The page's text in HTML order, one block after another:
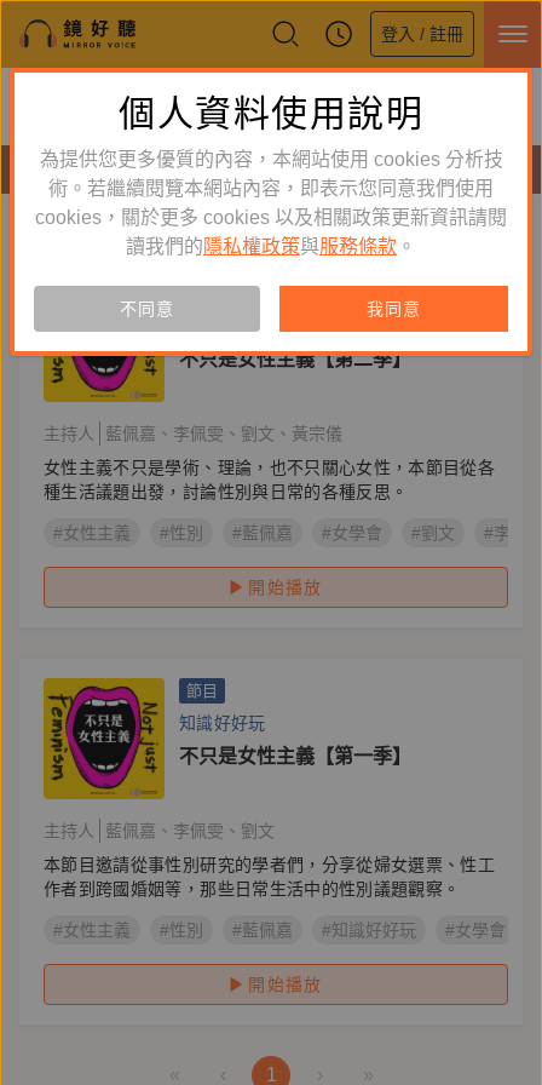
登入 / 註冊
鏡好聽全新APP上線
體驗全面升級，即刻下載
節目
李佩雯 新到舊 舊到新
知識好好玩
不只是女性主義【第二季】
主持人 藍佩嘉 李佩雯 劉文
黃宗儀
女性主義不只是學術、理論，也不只關心女性，本節目從各
種生活議題出發，討論性別與日常的各種反思。
#女性主義 #性別 #藍佩嘉 #女學會 #劉文 #李佩
開始播放
節目
知識好好玩
不只是女性主義【第一季】
主持人 藍佩嘉 李佩雯
劉文
本節目邀請從事性別研究的學者們，分享從婦女選票、性工
作者到跨國婚姻等，那些日常生活中的性別議題觀察。
#女性主義 #性別 #藍佩嘉 #知識好好玩 #女學會
開始播放
« ‹ 1 › »
個人資料使用說明
為提供您更多優質的內容，本網站使用 cookies 分析技
術。若繼續閱覽本網站內容，即表示您同意我們使用
cookies，關於更多 cookies 以及相關政策更新資訊請閱
讀我們的 隱私權政策與服務條款 。
不同意 我同意